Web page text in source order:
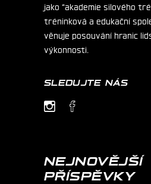
jako “akademie silového
tréninková a edukační
věnuje posouvání hranic
výkonnosti.
SLEDUJTE NÁS
NEJNOVĚJŠÍ
PŘÍSPĚVKY